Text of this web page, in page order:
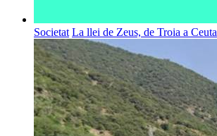
Societat La llei de Zeus, de Troia a Ceuta